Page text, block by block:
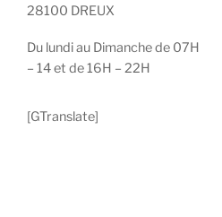
28100 DREUX
Du lundi au Dimanche de 07H
– 14 et de 16H – 22H
[GTranslate]